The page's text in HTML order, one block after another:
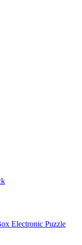
Electronic Puzzle